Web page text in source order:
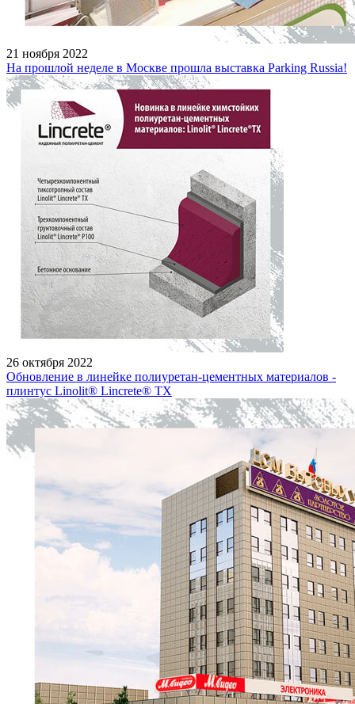
21 ноября 2022
На прошлой неделе в Москве прошла выставка Parking Russia!
26 октября 2022
Обновление в линейке полиуретан-цементных материалов -
плинтус Linolit® Lincrete® ТХ